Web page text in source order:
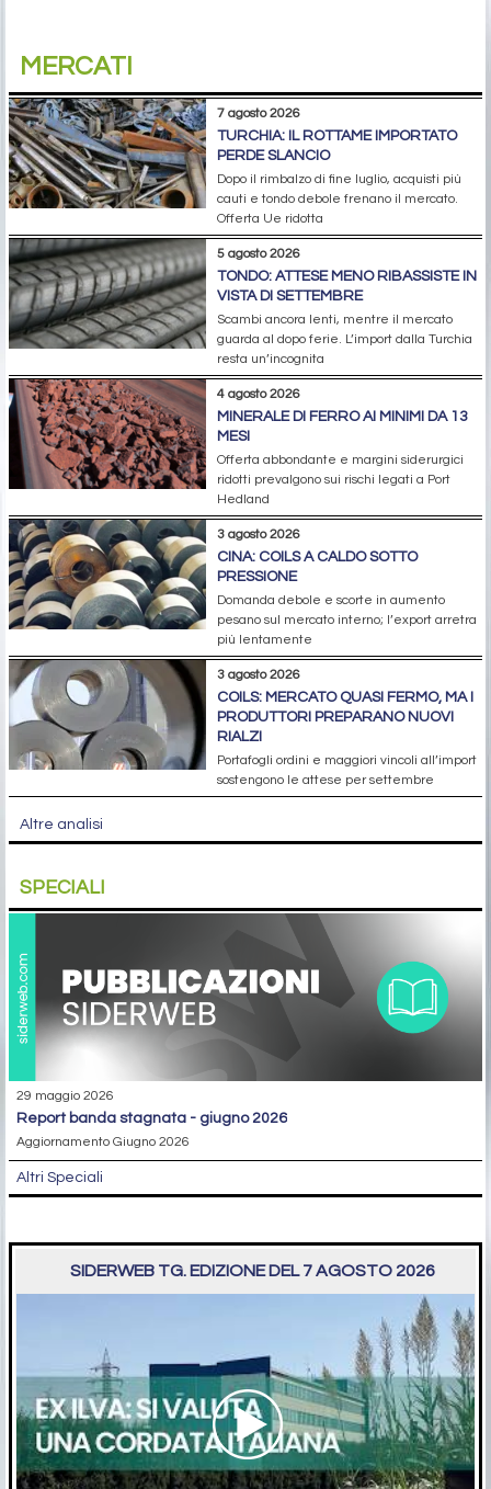
MERCATI
7 agosto 2026
TURCHIA: IL ROTTAME IMPORTATO
PERDE SLANCIO
Dopo il rimbalzo di fine luglio, acquisti più
cauti e tondo debole frenano il mercato.
Offerta Ue ridotta
5 agosto 2026
TONDO: ATTESE MENO RIBASSISTE IN
VISTA DI SETTEMBRE
Scambi ancora lenti, mentre il mercato
guarda al dopo ferie. L’import dalla Turchia
resta un’incognita
4 agosto 2026
MINERALE DI FERRO AI MINIMI DA 13
MESI
Offerta abbondante e margini siderurgici
ridotti prevalgono sui rischi legati a Port
Hedland
3 agosto 2026
CINA: COILS A CALDO SOTTO
PRESSIONE
Domanda debole e scorte in aumento
pesano sul mercato interno; l’export arretra
più lentamente
3 agosto 2026
COILS: MERCATO QUASI FERMO, MA I
PRODUTTORI PREPARANO NUOVI
RIALZI
Portafogli ordini e maggiori vincoli all’import
sostengono le attese per settembre
Altre analisi
SPECIALI
29 maggio 2026
report banda stagnata - giugno 2026
Aggiornamento Giugno 2026
Altri Speciali
SIDERWEB TG. EDIZIONE DEL 7 AGOSTO 2026